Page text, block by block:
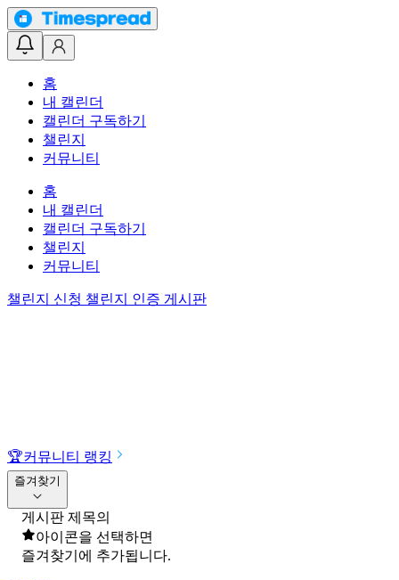
홈
내 캘린더
캘린더 구독하기
챌린지
커뮤니티
홈
내 캘린더
캘린더 구독하기
챌린지
커뮤니티
챌린지 신청 챌린지 인증 게시판
🏆커뮤니티 랭킹
즐겨찾기
게시판 제목의
아이콘을 선택하면
즐겨찾기에 추가됩니다.